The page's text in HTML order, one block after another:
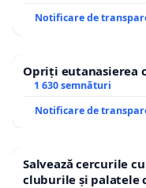
Notificare de
Opriți eutanasierea
1 630 semnături
Notificare de
Salvează cercurile
cluburile și palatele